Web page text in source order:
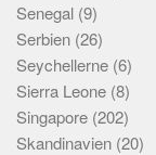
Senegal (9)
Serbien (26)
Seychellerne (6)
Sierra Leone (8)
Singapore (202)
Skandinavien (20)